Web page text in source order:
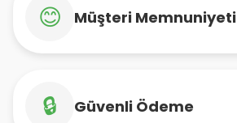
😊 Müşteri Memnuniyeti
🔒 Güvenli Ödeme